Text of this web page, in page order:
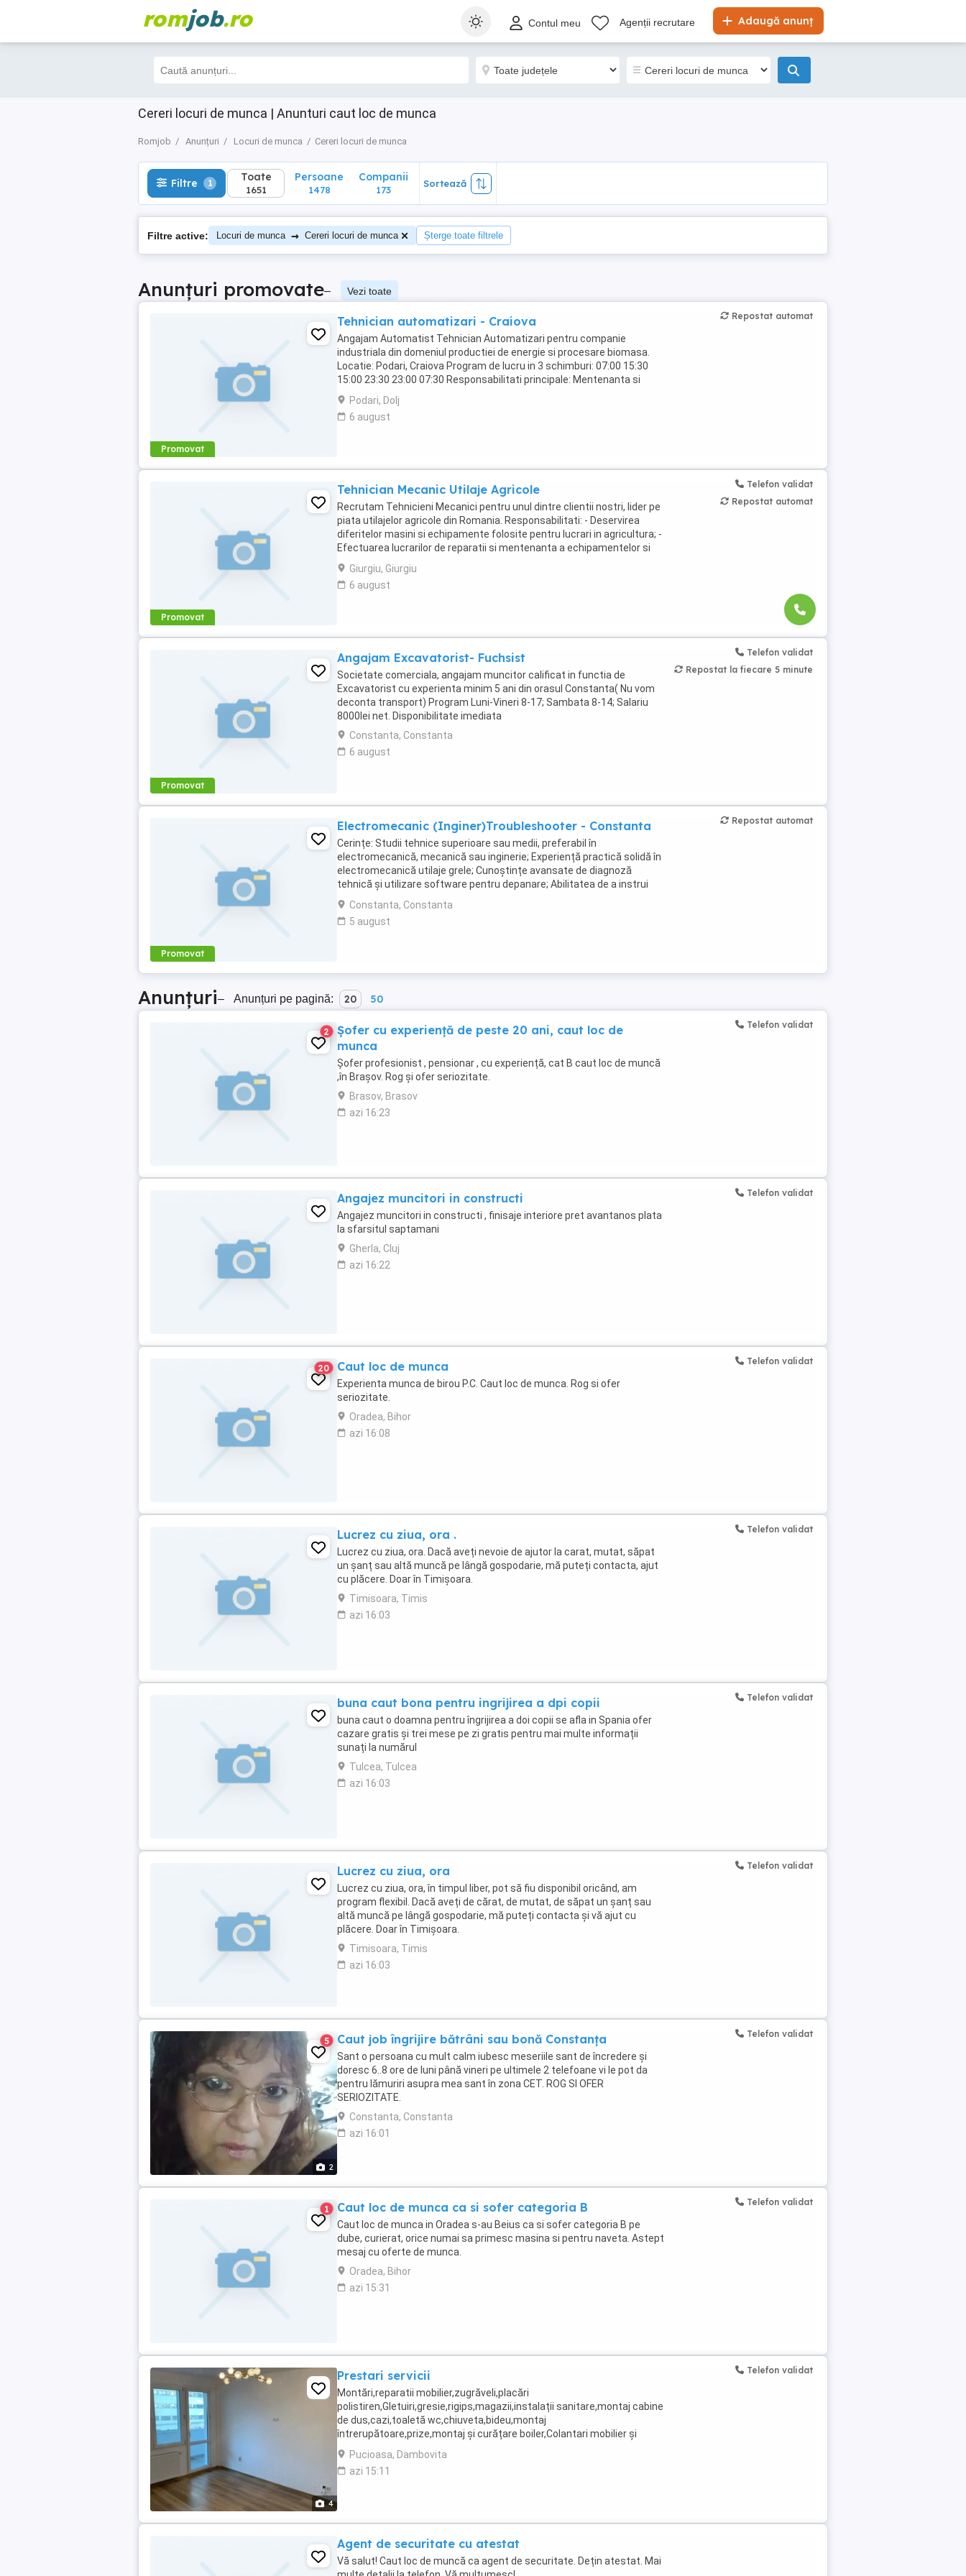
romjob.ro Adaugă anunț
Contul meu Agenții recrutare
Cereri locuri de munca | Anunturi caut loc de munca
Romjob Anunțuri Locuri de munca Cereri locuri de munca
Filtre 1 Toate
1651
Filtre 1 Toate
1651
Persoane
1478
Companii
173
Sortează
Filtre active: Locuri de munca → Cereri locuri de munca Șterge toate filtrele
Anunțuri promovate– Vezi toate
Promovat
Tehnician automatizari - Craiova
Angajam Automatist Tehnician Automatizari pentru companie
industriala din domeniul productiei de energie si procesare biomasa.
Locatie: Podari, Craiova Program de lucru in 3 schimburi: 07:00 15:30
15:00 23:30 23:00 07:30 Responsabilitati principale: Mentenanta si
reparatii pentru sisteme de ...
Podari, Dolj
6 august
Repostat automat
Promovat
Tehnician Mecanic Utilaje Agricole
Recrutam Tehnicieni Mecanici pentru unul dintre clientii nostri, lider pe
piata utilajelor agricole din Romania. Responsabilitati: - Deservirea
diferitelor masini si echipamente folosite pentru lucrari in agricultura; -
Efectuarea lucrarilor de reparatii si mentenanta a echipamentelor si
utilajelor ...
Giurgiu, Giurgiu
6 august
Telefon validat
Repostat automat
Promovat
Angajam Excavatorist- Fuchsist
Societate comerciala, angajam muncitor calificat in functia de
Excavatorist cu experienta minim 5 ani din orasul Constanta( Nu vom
deconta transport) Program Luni-Vineri 8-17; Sambata 8-14; Salariu
8000lei net. Disponibilitate imediata
Constanta, Constanta
6 august
Telefon validat
Repostat la fiecare 5 minute
Promovat
Electromecanic (Inginer)Troubleshooter - Constanta
Cerințe: Studii tehnice superioare sau medii, preferabil în
electromecanică, mecanică sau inginerie; Experiență practică solidă în
electromecanică utilaje grele; Cunoștințe avansate de diagnoză
tehnică și utilizare software pentru depanare; Abilitatea de a instrui
echipe și de a comunica eficient cu ...
Constanta, Constanta
5 august
Repostat automat
Anunțuri– Anunțuri pe pagină: 20 50
2
Șofer cu experiență de peste 20 ani, caut loc de
munca
Șofer profesionist , pensionar , cu experiență, cat B caut loc de muncă
,în Brașov. Rog și ofer seriozitate.
Brasov, Brasov
azi 16:23
Telefon validat
Angajez muncitori in constructi
Angajez muncitori in constructi , finisaje interiore pret avantanos plata
la sfarsitul saptamani
Gherla, Cluj
azi 16:22
Telefon validat
20 Caut loc de munca
Experienta munca de birou P.C. Caut loc de munca. Rog si ofer
seriozitate.
Oradea, Bihor
azi 16:08
Telefon validat
Lucrez cu ziua, ora .
Lucrez cu ziua, ora. Dacă aveți nevoie de ajutor la carat, mutat, săpat
un șanț sau altă muncă pe lângă gospodarie, mă puteți contacta, ajut
cu plăcere. Doar în Timișoara.
Timisoara, Timis
azi 16:03
Telefon validat
buna caut bona pentru ingrijirea a dpi copii
buna caut o doamna pentru îngrijirea a doi copii se afla in Spania ofer
cazare gratis și trei mese pe zi gratis pentru mai multe informații
sunați la numărul
Tulcea, Tulcea
azi 16:03
Telefon validat
Lucrez cu ziua, ora
Lucrez cu ziua, ora, în timpul liber, pot să fiu disponibil oricând, am
program flexibil. Dacă aveți de cărat, de mutat, de săpat un șanț sau
altă muncă pe lângă gospodarie, mă puteți contacta și vă ajut cu
plăcere. Doar în Timișoara.
Timisoara, Timis
azi 16:03
Telefon validat
2
5 Caut job îngrijire bătrâni sau bonă Constanța
Sant o persoana cu mult calm iubesc meseriile sant de încredere și
doresc 6..8 ore de luni până vineri pe ultimele 2 telefoane vi le pot da
pentru lămuriri asupra mea sant în zona CET. ROG SI OFER
SERIOZITATE.
Constanta, Constanta
azi 16:01
Telefon validat
1 Caut loc de munca ca si sofer categoria B
Caut loc de munca in Oradea s-au Beius ca si sofer categoria B pe
dube, curierat, orice numai sa primesc masina si pentru naveta. Astept
mesaj cu oferte de munca.
Oradea, Bihor
azi 15:31
Telefon validat
4
Prestari servicii
Montări,reparatii mobilier,zugrăveli,placări
polistiren,Gletuiri,gresie,rigips,magazii,instalații sanitare,montaj cabine
de dus,cazi,toaletă wc,chiuveta,bideu,montaj
întrerupătoare,prize,montaj și curățare boiler,Colantari mobilier și
geamuri etc.
Pucioasa, Dambovita
azi 15:11
Telefon validat
Agent de securitate cu atestat
Vă salut! Caut loc de muncă ca agent de securitate. Dețin atestat. Mai